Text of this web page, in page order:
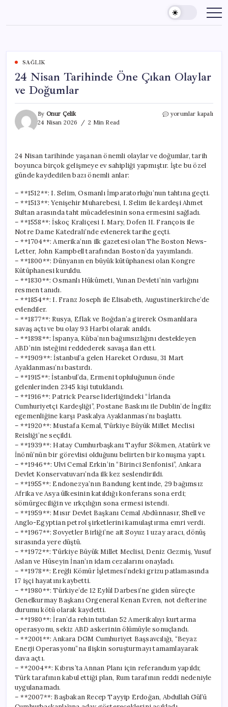
content
SAĞLIK
24 Nisan Tarihinde Öne Çıkan Olaylar
ve Doğumlar
By Onur Çelik
24 Nisan 2026
2 Min Read
24
Olaylar
ve
yorumlar kapalı
24 Nisan tarihinde yaşanan önemli olaylar ve doğumlar, tarih
boyunca birçok gelişmeye ev sahipliği yapmıştır. İşte bu özel
günde kaydedilen bazı önemli anlar:
– **1512**: I. Selim, Osmanlı İmparatorluğu’nun tahtına geçti.
– **1513**: Yenişehir Muharebesi, I. Selim ile kardeşi Ahmet
Sultan arasında taht mücadelesinin sona ermesini sağladı.
– **1558**: İskoç Kraliçesi I. Mary, Dofen II. François ile
Notre Dame Katedrali’nde evlenerek tarihe geçti.
– **1704**: Amerika’nın ilk gazetesi olan The Boston News-
Letter, John Kampbell tarafından Boston’da yayımlandı.
– **1800**: Dünyanın en büyük kütüphanesi olan Kongre
Kütüphanesi kuruldu.
– **1830**: Osmanlı Hükûmeti, Yunan Devleti’nin varlığını
resmen tanıdı.
– **1854**: I. Franz Joseph ile Elisabeth, Augustinerkirche’de
evlendiler.
– **1877**: Rusya, Eflak ve Boğdan’a girerek Osmanlılara
savaş açtı ve bu olay 93 Harbi olarak anıldı.
– **1898**: İspanya, Küba’nın bağımsızlığını destekleyen
ABD’nin isteğini reddederek savaşa ilan etti.
– **1909**: İstanbul’a gelen Hareket Ordusu, 31 Mart
Ayaklanması’nı bastırdı.
– **1915**: İstanbul’da, Ermeni topluluğunun önde
gelenlerinden 2345 kişi tutuklandı.
– **1916**: Patrick Pearse liderliğindeki “İrlanda
Cumhuriyetçi Kardeşliği”, Postane Baskını ile Dublin’de İngiliz
egemenliğine karşı Paskalya Ayaklanması’nı başlattı.
– **1920**: Mustafa Kemal, Türkiye Büyük Millet Meclisi
Reisliği’ne seçildi.
– **1939**: Hatay Cumhurbaşkanı Tayfur Sökmen, Atatürk ve
İnönü’nün bir görevlisi olduğunu belirten bir konuşma yaptı.
– **1946**: Ulvi Cemal Erkin’in “Birinci Senfonisi”, Ankara
Devlet Konservatuvarı’nda ilk kez seslendirildi.
– **1955**: Endonezya’nın Bandung kentinde, 29 bağımsız
Afrika ve Asya ülkesinin katıldığı konferans sona erdi;
sömürgeciliğin ve ırkçılığın sona ermesi istendi.
– **1959**: Mısır Devlet Başkanı Cemal Abdünnasır, Shell ve
Anglo-Egyptian petrol şirketlerini kamulaştırma emri verdi.
– **1967**: Sovyetler Birliği’ne ait Soyuz 1 uzay aracı, dönüş
sırasında yere düştü.
– **1972**: Türkiye Büyük Millet Meclisi, Deniz Gezmiş, Yusuf
Aslan ve Hüseyin İnan’ın idam cezalarını onayladı.
– **1978**: Ereğli Kömür İşletmesi’ndeki grizu patlamasında
17 işçi hayatını kaybetti.
– **1980**: Türkiye’de 12 Eylül Darbesi’ne giden süreçte
Genelkurmay Başkanı Orgeneral Kenan Evren, not defterine
durumu kötü olarak kaydetti.
– **1980**: İran’da rehin tutulan 52 Amerikalıyı kurtarma
operasyonu, sekiz ABD askerinin ölümüyle sonuçlandı.
– **2001**: Ankara DGM Cumhuriyet Başsavcılığı, “Beyaz
Enerji Operasyonu”na ilişkin soruşturmayı tamamlayarak
dava açtı.
– **2004**: Kıbrıs’ta Annan Planı için referandum yapıldı;
Türk tarafının kabul ettiği plan, Rum tarafının reddi nedeniyle
uygulanamadı.
– **2007**: Başbakan Recep Tayyip Erdoğan, Abdullah Gül’ü